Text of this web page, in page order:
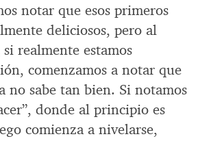
notar que esos primeros
deliciosos, pero al
realmente estamos
comenzamos a notar que
no sabe tan bien. Si notamos
donde al principio es
comienza a nivelarse,